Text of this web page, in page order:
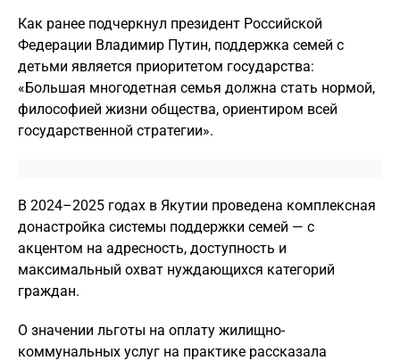
Как ранее подчеркнул президент Российской
Федерации Владимир Путин, поддержка семей с
детьми является приоритетом государства:
«Большая многодетная семья должна стать нормой,
философией жизни общества, ориентиром всей
государственной стратегии».
В 2024–2025 годах в Якутии проведена комплексная
донастройка системы поддержки семей — с
акцентом на адресность, доступность и
максимальный охват нуждающихся категорий
граждан.
О значении льготы на оплату жилищно-
коммунальных услуг на практике рассказала